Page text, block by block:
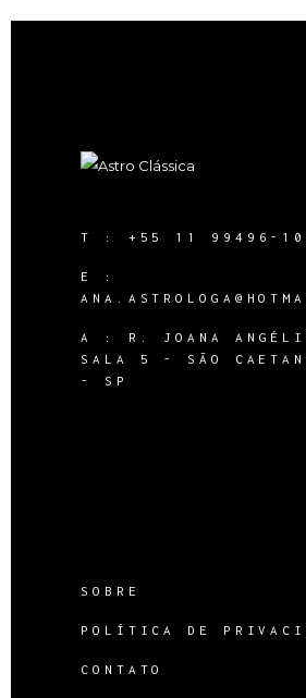
T : +55 11 99496-
E :
A :
R. JOANA
SALA 5 - SÃO
- SP
SOBRE
POLÍTICA DE
CONTATO